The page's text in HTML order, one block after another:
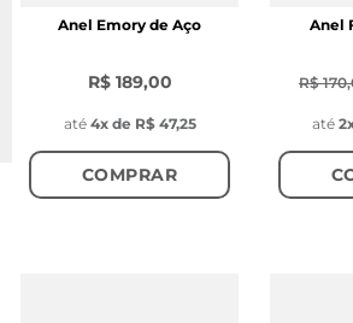
Anel Emory de Aço
R$ 189,00
até 4x de R$ 47,25
COMPRAR
Anel
R$
até 2